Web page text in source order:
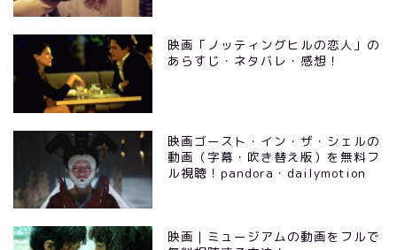
映画「ノッティングヒルの恋人」の
あらすじ・ネタバレ・感想！
映画ゴースト・イン・ザ・シェルの
動画（字幕・吹き替え版）を無料フ
ル視聴！pandora・dailymotion
映画｜ミュージアムの動画をフルで